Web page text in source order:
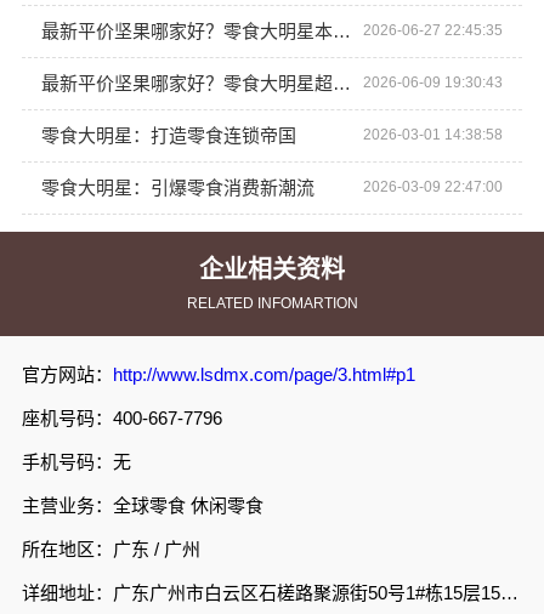
企业相关资料
RELATED INFOMARTION
官方网站： http://www.lsdmx.com/page/3.html#p1
座机号码：400-667-7796
手机号码：无
主营业务：全球零食 休闲零食
所在地区：广东 / 广州
详细地址：广东广州市白云区石槎路聚源街50号1#栋15层1508室
最新平价坚果哪家好？零食大明星本味香脆 2026-06-27 22:45:35
最新平价坚果哪家好？零食大明星超值精选 2026-06-09 19:30:43
零食大明星：打造零食连锁帝国 2026-03-01 14:38:58
零食大明星：引爆零食消费新潮流 2026-03-09 22:47:00